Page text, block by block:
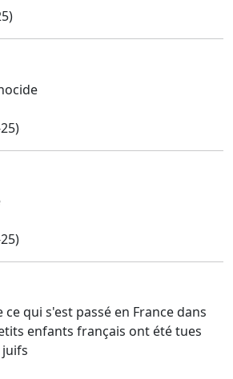
qui s'est passé en France dans
enfants français ont été tues